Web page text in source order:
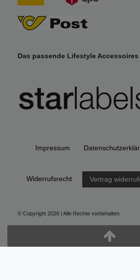
Das passende Lifestyle
Impressum
Widerrufs­recht Vertrag
© Copyright 2026 | Alle Rechte vorbehalten.